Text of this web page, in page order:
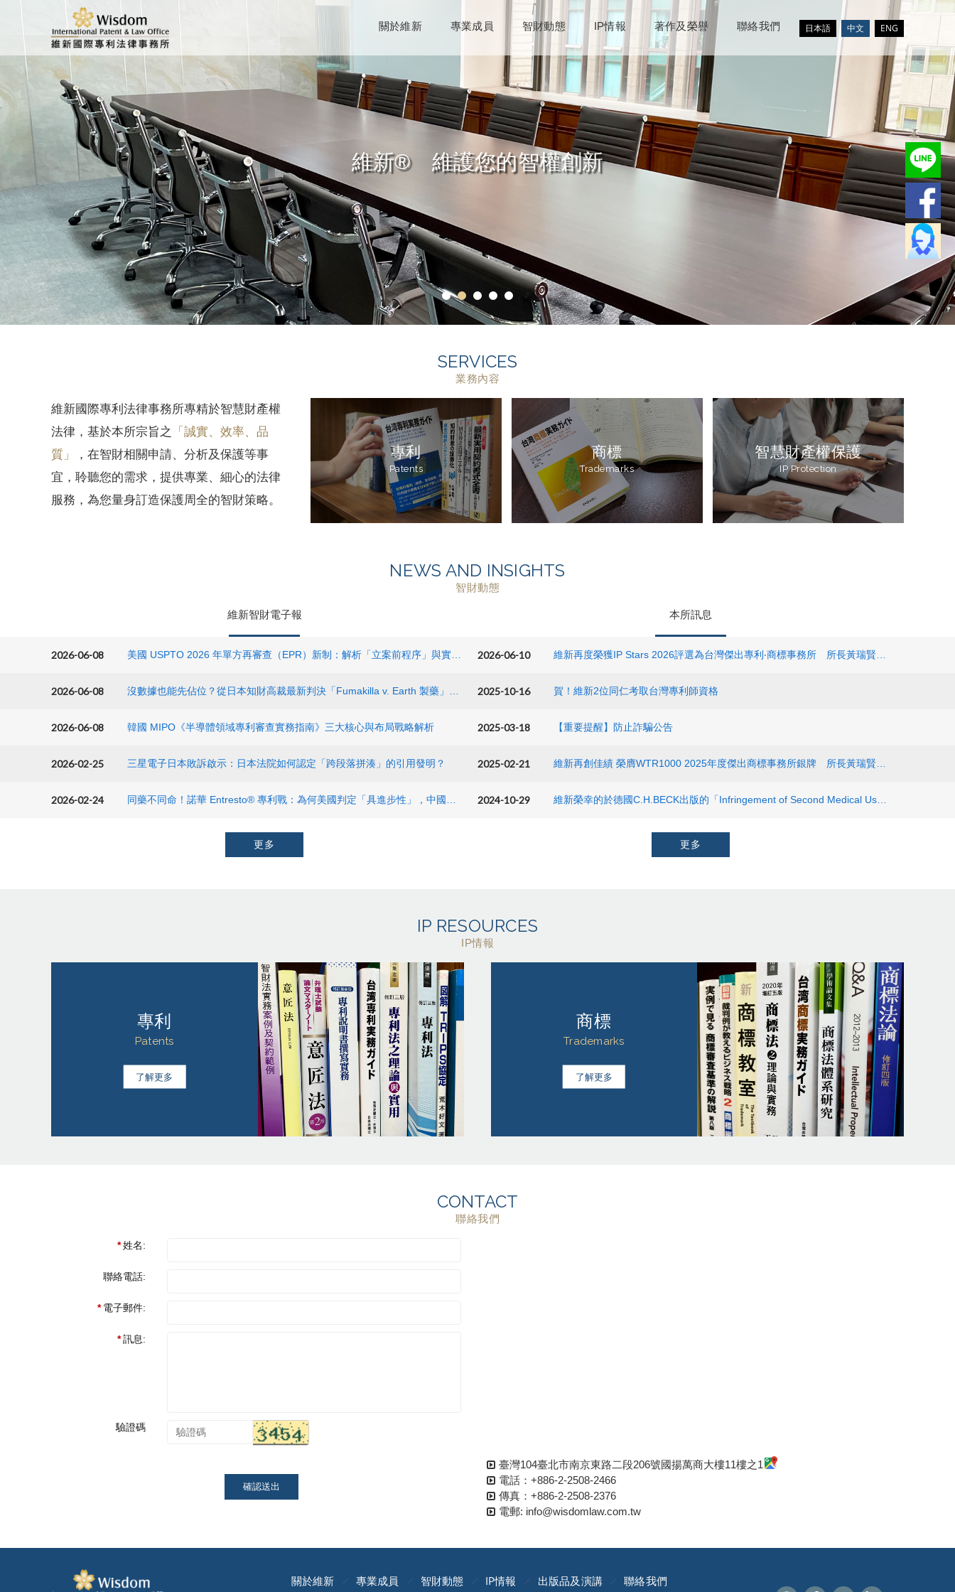
日本語 中文 ENG
關於維新 專業成員 智財動態 IP情報 著作及榮譽 聯絡我們
維新® 維護您的智權創新
SERVICES
業務內容
維新國際專利法律事務所專精於智慧財產權
法律，基於本所宗旨之
「誠實、效率、品
質」
，在智財相關申請、分析及保護等事
宜，聆聽您的需求，提供專業、細心的法律
服務，為您量身訂造保護周全的智財策略。
專利
Patents
商標
Trademarks
智慧財產權保護
IP Protection
NEWS AND INSIGHTS
智財動態
維新智財電子報
2026-06-08 美國 USPTO 2026 年單方再審查（EPR）新制：解析「立案前程序」與實務攻防影響
2026-06-08 沒數據也能先佔位？從日本知財高裁最新判決「Fumakilla v. Earth 製藥」案，看實施例補充型優先權之布局
2026-06-08 韓國 MIPO《半導體領域專利審查實務指南》三大核心與布局戰略解析
2026-02-25 三星電子日本敗訴啟示：日本法院如何認定「跨段落拼湊」的引用發明？
2026-02-24 同藥不同命！諾華 Entresto® 專利戰：為何美國判定「具進步性」，中國卻判「無效」？
更多
本所訊息
2026-06-10 維新再度榮獲IP Stars 2026評選為台灣傑出專利‧商標事務所 所長黃瑞賢律師榮登IP Star
2025-10-16 賀！維新2位同仁考取台灣專利師資格
2025-03-18 【重要提醒】防止詐騙公告
2025-02-21 維新再創佳績 榮膺WTR1000 2025年度傑出商標事務所銀牌 所長黃瑞賢律師再度蟬連傑出智財律師銀牌榜
2024-10-29 維新榮幸的於德國C.H.BECK出版的「Infringement of Second Medical Use Claims（第二醫療用途請求項侵權研究）」擔任共同作者
更多
IP RESOURCES
IP情報
專利
Patents
了解更多
商標
Trademarks
了解更多
CONTACT
聯絡我們
姓名:
聯絡電話:
電子郵件:
訊息:
驗證碼
確認送出
臺灣104臺北市南京東路二段206號國揚萬商大樓11樓之1
電話：+886-2-2508-2466
傳真：+886-2-2508-2376
電郵: info@wisdomlaw.com.tw
關於維新 專業成員 智財動態 IP情報 出版品及演講 聯絡我們